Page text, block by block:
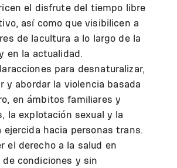
el disfrute del tiempo libre
así como que visibilicen a
de lacultura a lo largo de la
en la actualidad.
para desnaturalizar,
y abordar la violencia basada
en ámbitos familiares y
la explotación sexual y la
ejercida hacia personas trans.
el derecho a la salud en
de condiciones y sin